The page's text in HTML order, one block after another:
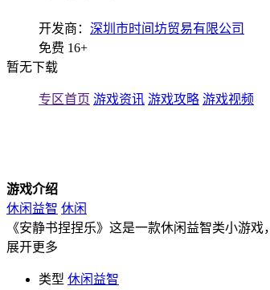
开发商： 深圳市时间坊贸易有限公司
免费 16+
暂无下载
专区首页 游戏资讯 游戏攻略 游戏视频
游戏介绍
休闲益智 休闲
《安静书捏捏乐》这是一款休闲益智类小游
展开更多
类型 休闲益智